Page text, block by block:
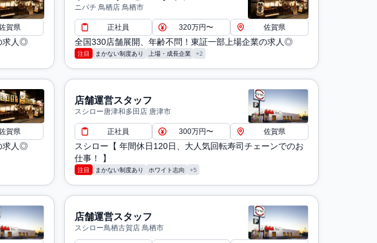
賀県
求人◎
ニパチ 鳥栖店 鳥栖市
正社員 320万円〜 佐賀県
全国330店舗展開、年齢不問！東証一部上場企業の求人◎
注目 まかない制度あり 上場・成長企業 +2
賀県
求人◎
店舗運営スタッフ
スシロー唐津和多田店 唐津市
正社員 300万円〜 佐賀県
スシロー【 年間休日120日、大人気回転寿司チェーンでのお
仕事！ 】
注目 まかない制度あり ホワイト志向 +5
店舗運営スタッフ
スシロー鳥栖古賀店 鳥栖市